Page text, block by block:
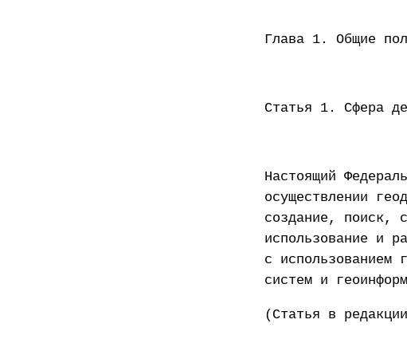
Глава 1. Общие
Статья 1. Сфера
Настоящий
осуществлении
создание, поиск,
использование и
с использованием
систем и
(Статья в